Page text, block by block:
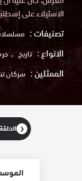
الاستيلاء على
تصنيفات :
الانواع : تاريخ
الممثلين : سركان
❮